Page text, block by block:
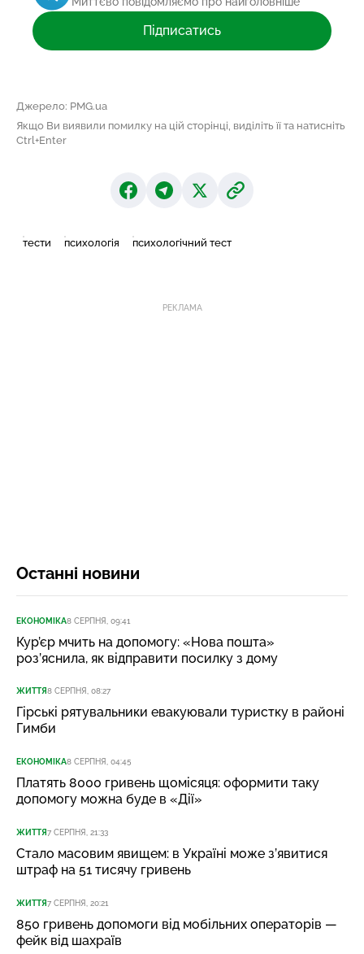
Підписатись
Джерело: PMG.ua
Якщо Ви виявили помилку на цій сторінці, виділіть її та натисніть
Ctrl+Enter
тести психологія психологічний тест
РЕКЛАМА
Останні новини
ЕКОНОМІКА8 СЕРПНЯ, 09:41
Кур’єр мчить на допомогу: «Нова пошта»
роз’яснила, як відправити посилку з дому
ЖИТТЯ8 СЕРПНЯ, 08:27
Гірські рятувальники евакуювали туристку в районі
Гимби
ЕКОНОМІКА8 СЕРПНЯ, 04:45
Платять 8000 гривень щомісяця: оформити таку
допомогу можна буде в «Дії»
ЖИТТЯ7 СЕРПНЯ, 21:33
Стало масовим явищем: в Україні може з’явитися
штраф на 51 тисячу гривень
ЖИТТЯ7 СЕРПНЯ, 20:21
850 гривень допомоги від мобільних операторів —
фейк від шахраїв